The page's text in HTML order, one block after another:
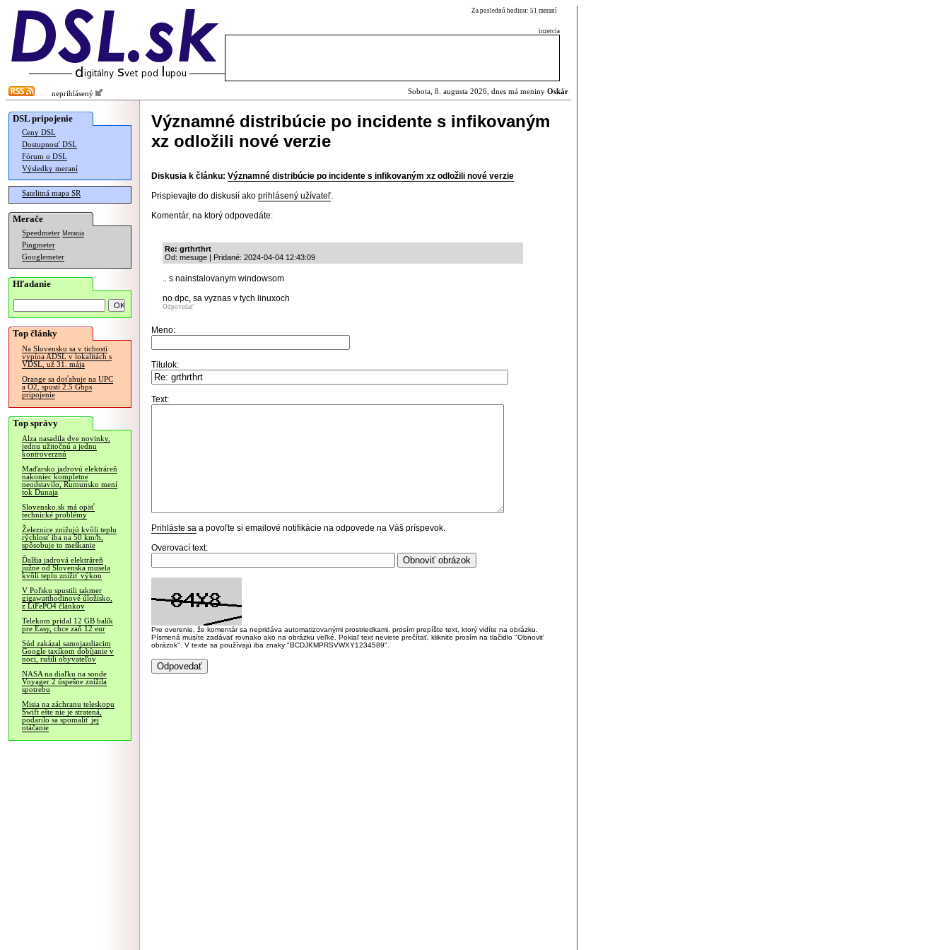
Za poslednú hodinu: 51 meraní
inzercia
neprihlásený Sobota, 8. augusta 2026, dnes má meniny Oskár
DSL pripojenie
Ceny DSL
Dostupnosť DSL
Fórum o DSL
Výsledky meraní
Satelitná mapa SR
Merače
Speedmeter Merania
Pingmeter
Googlemeter
Hľadanie
Top články
Na Slovensku sa v tichosti
vypína ADSL v lokalitách s
VDSL, už 31. mája
Orange sa doťahuje na UPC
a O2, spustí 2.5 Gbps
pripojenie
Top správy
Alza nasadila dve novinky,
jednu užitočnú a jednu
kontroverznú
Maďarsko jadrovú elektráreň
nakoniec kompletne
neodstavilo, Rumunsko mení
tok Dunaja
Slovensko.sk má opäť
technické problémy
Železnice znižujú kvôli teplu
rýchlosť iba na 50 km/h,
spôsobuje to meškanie
Ďalšia jadrová elektráreň
južne od Slovenska musela
kvôli teplu znížiť výkon
V Poľsku spustili takmer
gigawatthodinové úložisko,
z LiFePO4 článkov
Telekom pridal 12 GB balík
pre Easy, chce zaň 12 eur
Súd zakázal samojazdiacim
Google taxíkom dobíjanie v
noci, rušili obyvateľov
NASA na diaľku na sonde
Voyager 2 úspešne znížila
spotrebu
Misia na záchranu teleskopu
Swift ešte nie je stratená,
podarilo sa spomaliť jej
otáčanie
Významné distribúcie po incidente s infikovaným
xz odložili nové verzie
Diskusia k článku: Významné distribúcie po incidente s infikovaným xz odložili nové verzie
Prispievajte do diskusií ako prihlásený užívateľ.
Komentár, na ktorý odpovedáte:
Re: grthrthrt
Od: mesuge | Pridané: 2024-04-04 12:43:09
.. s nainstalovanym windowsom
no dpc, sa vyznas v tych linuxoch
Odpovedať
Meno:
Titulok:
Text:
Prihláste sa a povoľte si emailové notifikácie na odpovede na Váš príspevok.
Overovací text:
Pre overenie, že komentár sa nepridáva automatizovanými prostriedkami, prosím prepíšte text, ktorý vidíte na obrázku.
Písmená musíte zadávať rovnako ako na obrázku veľké. Pokiaľ text neviete prečítať, kliknite prosím na tlačidlo "Obnoviť
obrázok". V texte sa používajú iba znaky "BCDJKMPRSVWXY1234589".